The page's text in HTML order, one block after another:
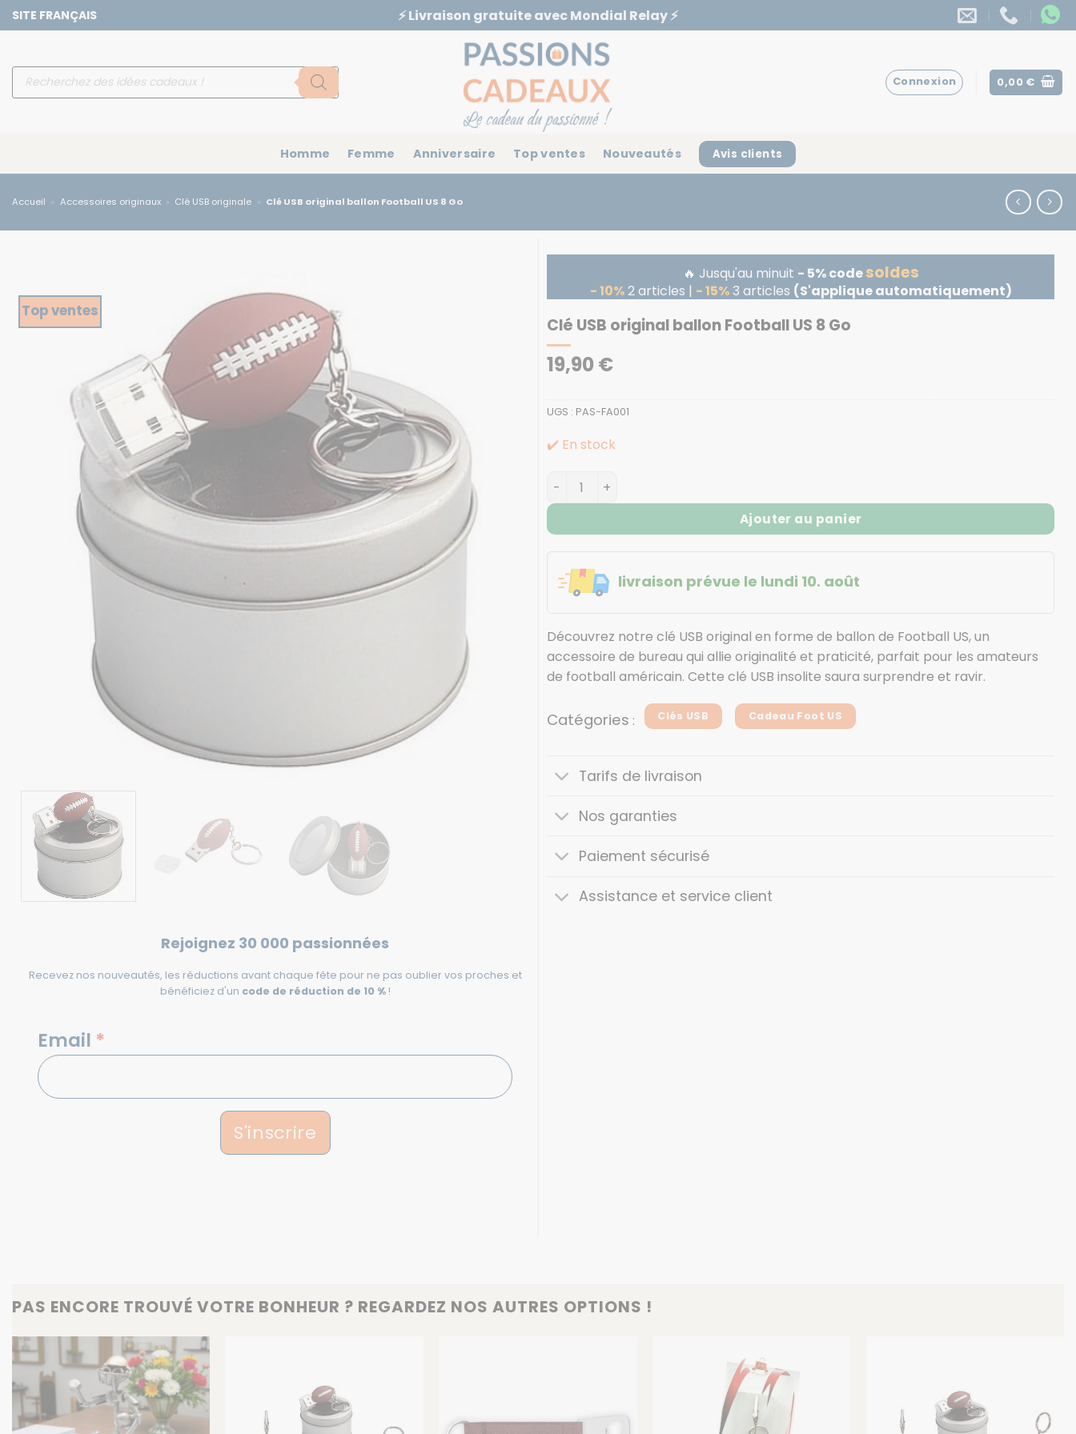
Passer
au
SITE FRANÇAIS ⚡️ Livraison gratuite avec Mondial Relay ⚡️
Recherche
Connexion 0,00 €
Homme Femme Anniversaire Top ventes Nouveautés Avis clients
Accueil » Accessoires originaux » Clé USB originale » Clé USB original ballon Football US 8 Go
Top ventes
Rejoignez 30 000 passionnées
Recevez nos nouveautés, les réductions avant chaque fête pour ne pas oublier vos proches et
bénéficiez d'un code de réduction de 10 %!
NEWSLETTERS
Email *
S'inscrire
🔥 Jusqu'au minuit - 5% codesoldes
- 10%2 articles | - 15%3 articles (S'applique automatiquement)
Clé USB original ballon Football US 8 Go
19,90 €
UGS : PAS-FA001
✔️ En stock
quantité de Clé USB original ballon Football US 8 Go
Ajouter au panier
livraison prévue le lundi 10. août
Découvrez notre clé USB original en forme de ballon de Football US, un
accessoire de bureau qui allie originalité et praticité, parfait pour les amateurs
de football américain. Cette clé USB insolite saura surprendre et ravir.
Catégories : Clés USB Cadeau Foot US
Tarifs de livraison
Nos garanties
Paiement sécurisé
Assistance et service client
PAS ENCORE TROUVÉ VOTRE BONHEUR ? REGARDEZ NOS AUTRES OPTIONS !